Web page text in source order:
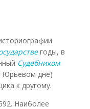
годы, в
Судебником
Юрьевом дне)
к другому.
Наиболее